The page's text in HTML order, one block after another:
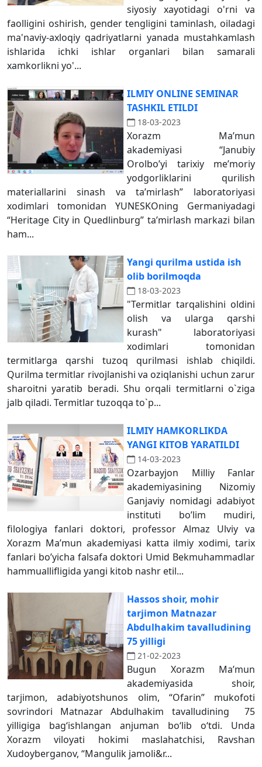
siyosiy xayotidagi o'rni va
faolligini oshirish, gender tengligini taminlash, oiladagi
ma'naviy-axloqiy qadriyatlarni yanada mustahkamlash
ishlarida ichki ishlar organlari bilan samarali
xamkorlikni yo'...
ILMIY ONLINE SEMINAR
TASHKIL ETILDI
18-03-2023
Xorazm Ma’mun
akademiyasi “Janubiy
Orolbo’yi tarixiy me’moriy
yodgorliklarini qurilish
materiallarini sinash va ta’mirlash” laboratoriyasi
xodimlari tomonidan YUNESKOning Germaniyadagi
“Heritage City in Quedlinburg” ta’mirlash markazi bilan
ham...
Yangi qurilma ustida ish
olib borilmoqda
18-03-2023
"Termitlar tarqalishini oldini
olish va ularga qarshi
kurash" laboratoriyasi
xodimlari tomonidan
termitlarga qarshi tuzoq qurilmasi ishlab chiqildi.
Qurilma termitlar rivojlanishi va oziqlanishi uchun zarur
sharoitni yaratib beradi. Shu orqali termitlarni o`ziga
jalb qiladi. Termitlar tuzoqqa to`p...
ILMIY HАMKORLIKDА
YANGI KITOB YARATILDI
14-03-2023
Ozarbayjon Milliy Fanlar
akademiyasining Nizomiy
Ganjaviy nomidagi adabiyot
instituti boʼlim mudiri,
filologiya fanlari doktori, professor Аlmaz Ulviy va
Xorazm Maʼmun akademiyasi katta ilmiy xodimi, tarix
fanlari boʼyicha falsafa doktori Umid Bekmuhammadlar
hammuallifligida yangi kitob nashr etil...
Hassos shoir, mohir
tarjimon Matnazar
Abdulhakim tavalludining
75 yilligi
21-02-2023
Bugun Xorazm Ma’mun
akademiyasida shoir,
tarjimon, adabiyotshunos olim, “Ofarin” mukofoti
sovrindori Matnazar Abdulhakim tavalludining 75
yilligiga bagʻishlangan anjuman boʻlib oʻtdi. Unda
Xorazm viloyati hokimi maslahatchisi, Ravshan
Xudoyberganov, “Mangulik jamoli&r...